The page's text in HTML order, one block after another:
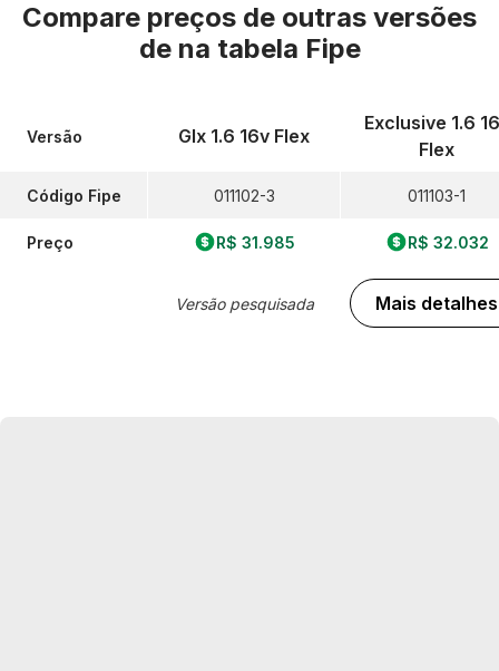
Compare preços de outras versões
de na tabela Fipe
Versão
Código Fipe
Preço
Glx 1.6 16v Flex
011102-3
R$ 31.985
Versão pesquisada
Exclusive 1.6
Flex
011103-1
R$ 32.032
Mais detalhes